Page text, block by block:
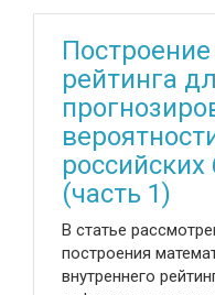
рейтинга
российских
(часть 1)
В статье
построения
внутреннего